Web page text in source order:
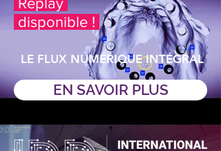
disponible !
LE FLUX NUMÉRIQUE INTÉGRAL
EN SAVOIR PLUS